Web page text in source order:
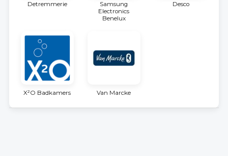
Detremmerie
Samsung
Electronics
Benelux
Desco
X²O Badkamers Van Marcke